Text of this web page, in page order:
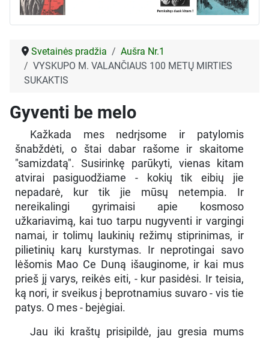
Svetainės pradžia
Aušra Nr.1
VYSKUPO M. VALANČIAUS 100 METŲ MIRTIES
SUKAKTIS
Gyventi be melo
Kažkada mes nedrįsome ir patylomis
šnabždėti, o štai dabar rašome ir skaitome
"samizdatą". Susirinkę parūkyti, vienas kitam
atvirai pasiguodžiame - kokių tik eibių jie
nepadarė, kur tik jie mūsų netempia. Ir
nereikalingi gyrimaisi apie kosmoso
užkariavimą, kai tuo tarpu nugyventi ir vargingi
namai, ir tolimų laukinių režimų stiprinimas, ir
pilietinių karų kurstymas. Ir neprotingai savo
lėšomis Mao Ce Duną išauginome, ir kai mus
prieš jį varys, reikės eiti, - kur pasidėsi. Ir teisia,
ką nori, ir sveikus į beprotnamius suvaro - vis tie
patys. O mes - bejėgiai.
Jau iki kraštų prisipildė, jau gresia mums